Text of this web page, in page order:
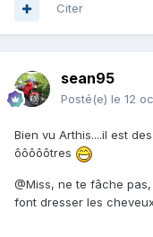
Citer
sean95
Posté(e) le 12
Bien vu Arthis....il est
ôôôôôtres
@Miss, ne te fâche
font dresser les